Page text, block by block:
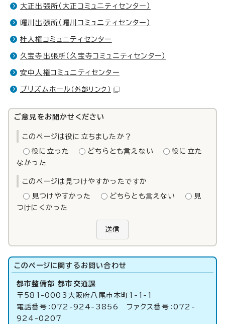
大正出張所（大正コミュニティセンター）
曙川出張所（曙川コミュニティセンター）
桂人権コミュニティセンター
久宝寺出張所（久宝寺コミュニティセンター）
安中人権コミュニティセンター
プリズムホール （外部リンク）
ご意見をお聞かせください
このページは役に立ちましたか？
役に立った どちらとも言えない
役に立た
なかった
このページは見つけやすかったですか
見つけやすかった どちらとも言えない
見
つけにくかった
送信
このページに関する お問い合わせ
都市整備部 都市交通課
〒581-0003大阪府八尾市本町1-1-1
電話番号：072-924-3856 ファクス番号：072-
924-0207